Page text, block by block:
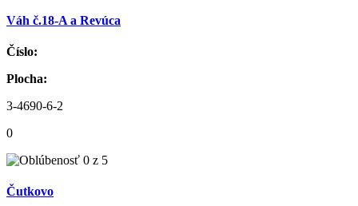
Váh č.18-A a Revúca
Číslo:
Plocha:
3-4690-6-2
0
Čutkovo